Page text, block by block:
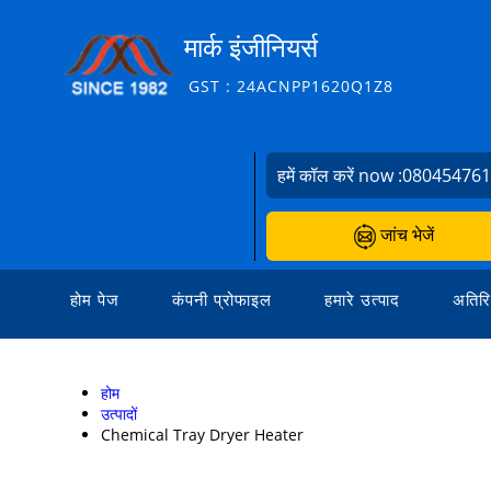
मार्क इंजीनियर्स
GST : 24ACNPP1620Q1Z8
हमें कॉल करें now :
जांच भेजें
होम पेज कंपनी प्रोफाइल हमारे उत्पाद
होम
उत्पादों
Chemical Tray Dryer Heater